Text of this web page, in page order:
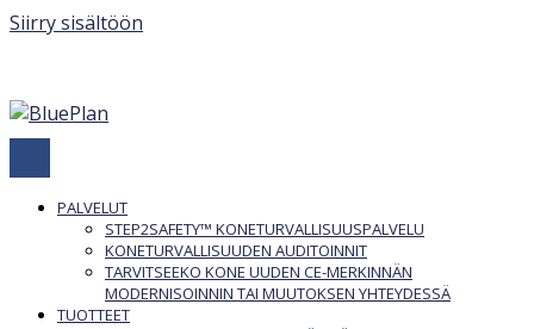
Siirry sisältöön
PALVELUT
STEP2SAFETY™ KONETURVALLISUUSPALVELU
KONETURVALLISUUDEN AUDITOINNIT
TARVITSEEKO KONE UUDEN CE-MERKINNÄN
MODERNISOINNIN TAI MUUTOKSEN YHTEYDESSÄ
TUOTTEET